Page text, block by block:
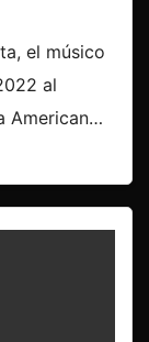
el músico
al
American…